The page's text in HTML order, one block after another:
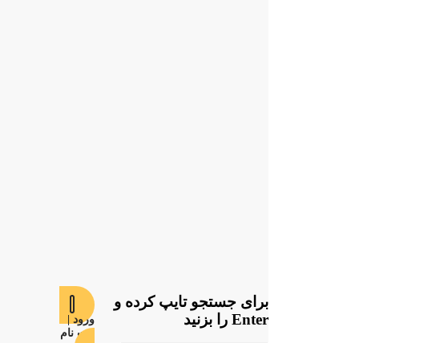
برای جستجو تایپ کرده و
Enter را بزنید
ورود |
ثبت نام